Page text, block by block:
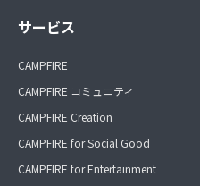
サービス
CAMPFIRE
CAMPFIRE コミュニティ
CAMPFIRE Creation
CAMPFIRE for Social Good
CAMPFIRE for Entertainment